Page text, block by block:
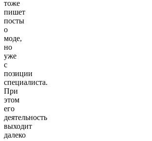
тоже
пишет
посты
о
моде,
но
уже
с
позиции
специалиста.
При
этом
его
деятельность
выходит
далеко